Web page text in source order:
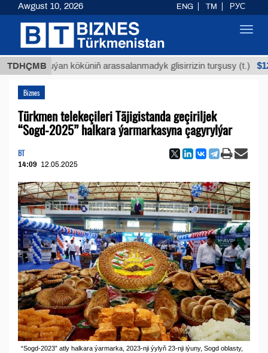
TDHÇMB
Buýan köküniň arassalanmadyk glisirrizin turşusy (t.) $12935,18
Biznes
Türkmen telekeçileri Täjigistanda geçiriljek
“Sogd-2025” halkara ýarmarkasyna çagyrylýar
BT
14:09 12.05.2025
“Sogd-2023” atly halkara ýarmarka, 2023-nji ýylyň 23-nji iýuny, Sogd oblasty,
Awgust 10, 2026 ENG TM РУС